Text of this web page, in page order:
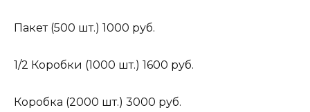
Пакет (500 шт.) 1000 руб.
1/2 Коробки (1000 шт.) 1600 руб.
Коробка (2000 шт.) 3000 руб.